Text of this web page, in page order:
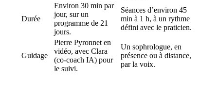
Durée
Environ 30 min par
jour, sur un
programme de 21
jours.
Séances d’environ 45
min à 1 h, à un rythme
défini avec le praticien.
Guidage
Pierre Pyronnet en
vidéo, avec Clara
(co-coach IA) pour
le suivi.
Un sophrologue, en
présence ou à distance,
par la voix.